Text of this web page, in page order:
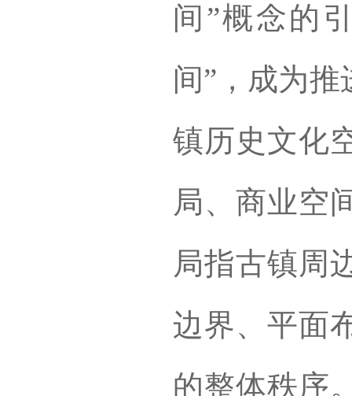
间”概念的
间”，成为
镇历史文化
局、商业空
局指古镇周
边界、平面
的整体秩序